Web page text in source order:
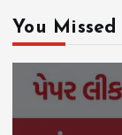
You Missed